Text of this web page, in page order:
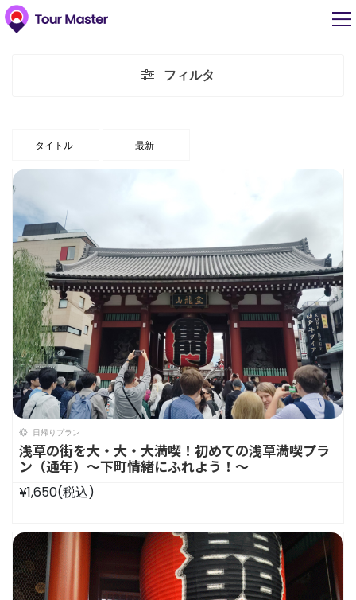
フィルタ
タイトル 最新
日帰りプラン
浅草の街を大・大・大満喫！初めての浅草満喫プラ
ン（通年）〜下町情緒にふれよう！〜
¥1,650(税込)